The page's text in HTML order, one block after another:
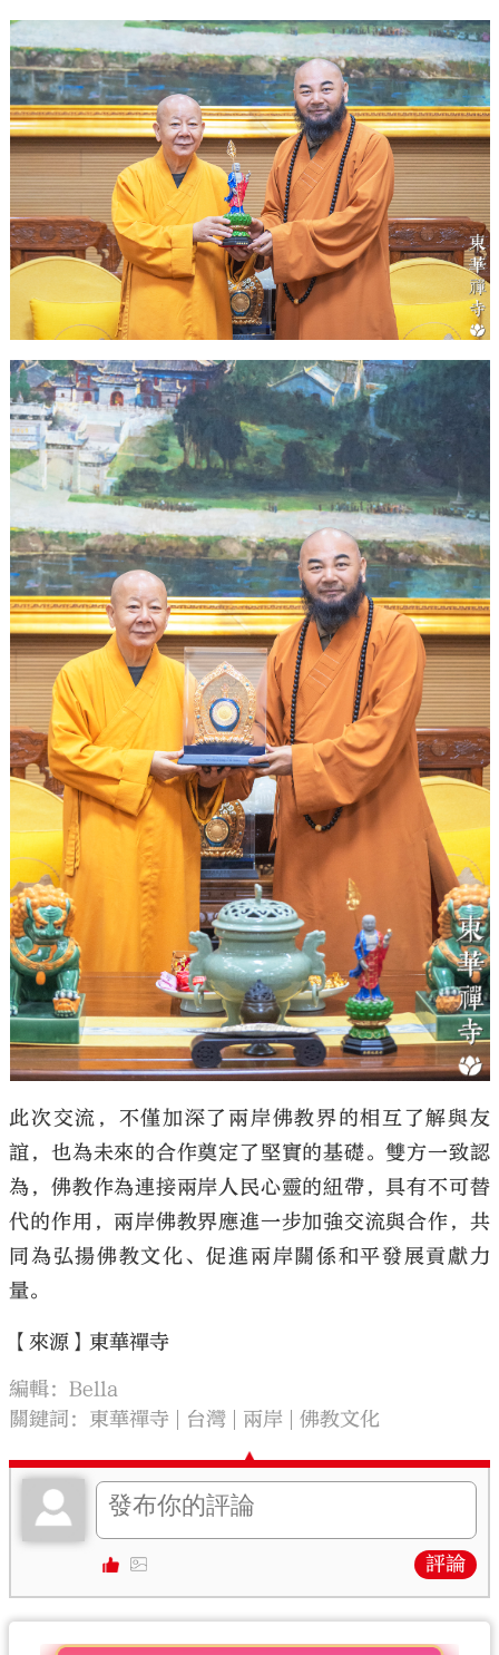
此次交流，不僅加深了兩岸佛教界的相互了解與友
誼，也為未來的合作奠定了堅實的基礎。雙方一致認
為，佛教作為連接兩岸人民心靈的紐帶，具有不可替
代的作用，兩岸佛教界應進一步加強交流與合作，共
同為弘揚佛教文化、促進兩岸關係和平發展貢獻力
量。
【來源】東華禪寺
編輯：Bella
關鍵詞： 東華禪寺 台灣 兩岸 佛教文化
評論